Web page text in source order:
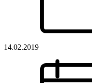
14.02.2019